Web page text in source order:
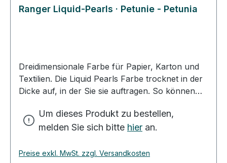
Ranger Liquid-Pearls · Petunie - Petunia
Dreidimensionale Farbe für Papier, Karton und
Textilien. Die Liquid Pearls Farbe trocknet in der
Dicke auf, in der Sie sie auftragen. So können
verzieren. Mit der besonders feinen Spitze des
Farbfläschchens können Sie dünne Linien und
wenig Wasser verdünnt, erhalten Sie einen
Um dieses Produkt zu bestellen,
melden Sie sich bitte hier an.
Preise exkl. MwSt. zzgl. Versandkosten